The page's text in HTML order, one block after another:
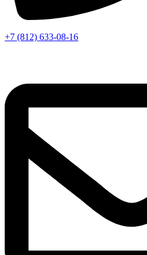
+7 (812) 633-08-16